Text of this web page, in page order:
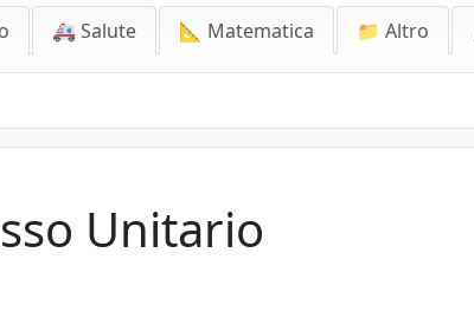
🚑 Salute 📐 Matematica 📁 Altro
Unitario